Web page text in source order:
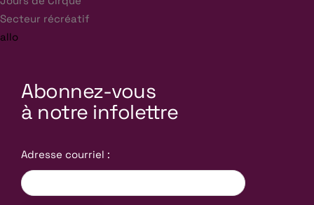
Secteur récréatif
allo
Abonnez-vous
à notre infolettre
Adresse courriel :